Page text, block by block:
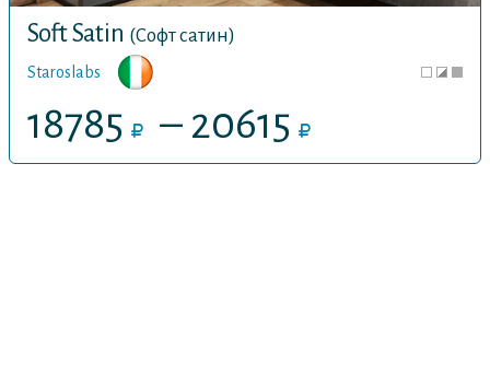
Soft Satin (Софт сатин)
Staroslabs
18785 – 20615